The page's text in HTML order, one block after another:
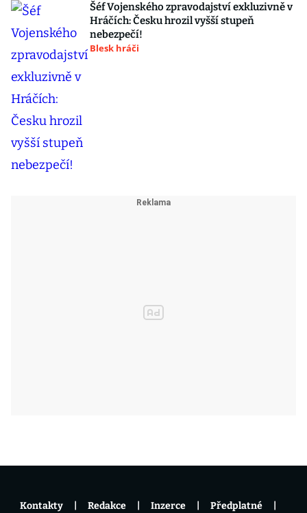
Šéf Vojenského zpravodajství exkluzivně v
Hráčích: Česku hrozil vyšší stupeň
nebezpečí!
Blesk hráči
Kontakty Redakce Inzerce Předplatné